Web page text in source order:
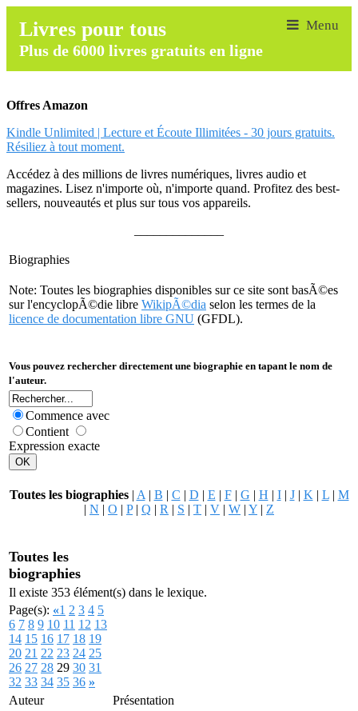
Livres pour tous
Plus de 6000 livres gratuits en ligne
Offres Amazon
Kindle Unlimited | Lecture et Écoute Illimitées - 30 jours gratuits.
Résiliez à tout moment.
Accédez à des millions de livres numériques, livres audio et
magazines. Lisez n'importe où, n'importe quand. Profitez des best-
sellers, nouveautés et plus sur tous vos appareils.
Biographies
Note: Toutes les biographies disponibles sur ce site sont basÃ©es
sur l'encyclopÃ©die libre WikipÃ©dia selon les termes de la
licence de documentation libre GNU (GFDL).
Vous pouvez rechercher directement une biographie en tapant le nom de
l'auteur.
Commence avec
Contient
Expression exacte
Toutes les biographies| A | B | C | D | E | F| G | H | I| J| K | L| M
| N | O | P| Q | R | S | T | V | W | Y | Z
Toutes les
biographies
Il existe 353 élément(s) dans le lexique.
Page(s): «1 2 3 4 5
6 7 8 9 10 11 12 13
14 15 16 17 18 19
20 21 22 23 24 25
26 27 28 29 30 31
32 33 34 35 36 »
Auteur
Présentation